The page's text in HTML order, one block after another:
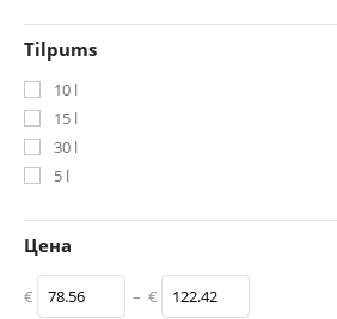
Tilpums
10 l
15 l
30 l
5 l
Цена
€ – €